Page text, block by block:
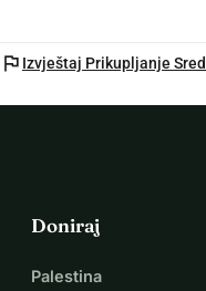
flag Izvještaj Prikupljanje
Doniraj
Palestina